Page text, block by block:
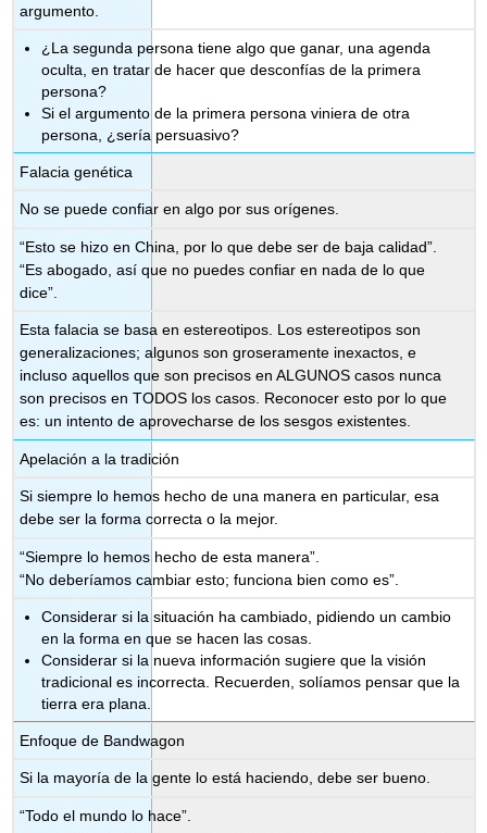
argumento.
¿La segunda persona tiene algo que ganar, una agenda
oculta, en tratar de hacer que desconfías de la primera
persona?
Si el argumento de la primera persona viniera de otra
persona, ¿sería persuasivo?
Falacia genética
No se puede confiar en algo por sus orígenes.
“Esto se hizo en China, por lo que debe ser de baja calidad”.
“Es abogado, así que no puedes confiar en nada de lo que
dice”.
Esta falacia se basa en estereotipos. Los estereotipos son
generalizaciones; algunos son groseramente inexactos, e
incluso aquellos que son precisos en ALGUNOS casos nunca
son precisos en TODOS los casos. Reconocer esto por lo que
es: un intento de aprovecharse de los sesgos existentes.
Apelación a la tradición
Si siempre lo hemos hecho de una manera en particular, esa
debe ser la forma correcta o la mejor.
“Siempre lo hemos hecho de esta manera”.
“No deberíamos cambiar esto; funciona bien como es”.
Considerar si la situación ha cambiado, pidiendo un cambio
en la forma en que se hacen las cosas.
Considerar si la nueva información sugiere que la visión
tradicional es incorrecta. Recuerden, solíamos pensar que la
tierra era plana.
Enfoque de Bandwagon
Si la mayoría de la gente lo está haciendo, debe ser bueno.
“Todo el mundo lo hace”.